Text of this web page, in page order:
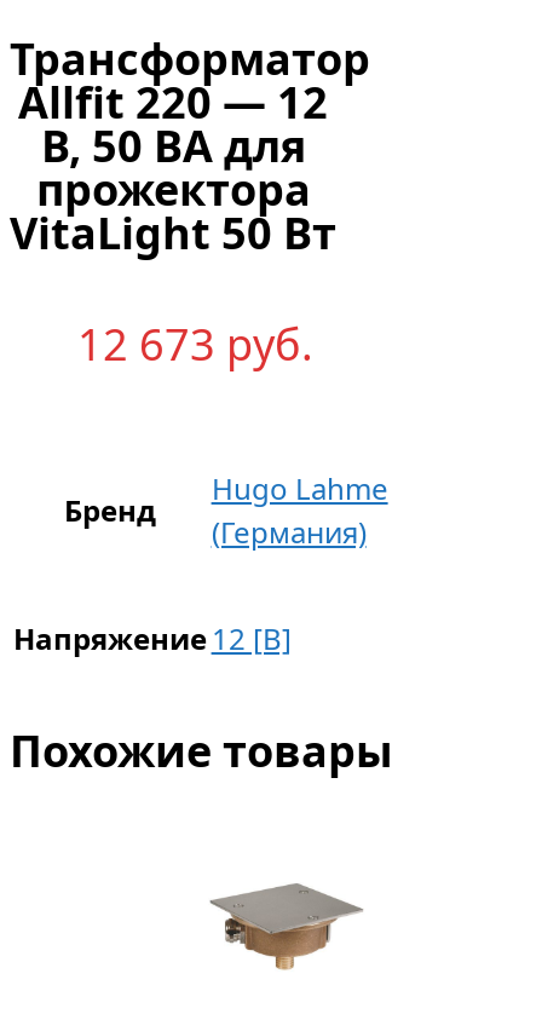
Трансформатор
Allfit 220 — 12
В, 50 ВА для
прожектора
VitaLight 50 Вт
12 673 руб.
Бренд
Hugo Lahme
(Германия)
Напряжение12 [В]
Похожие товары